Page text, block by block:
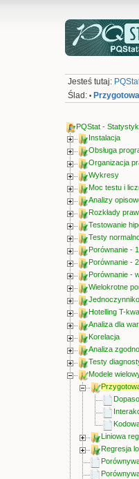
Jesteś tutaj:
Ślad: •
PQStat -
Instalacja
Obsługa
Organizacja
Wykresy
Moc testu i
Analizy
Rozkłady
Testowanie
Testy
Porównanie -
Porównanie -
Porównanie -
Wielokrotne
Hotelling T-
Analiza dla
Korelacja
Analiza
Testy
Modele
Liniowa
Regresja